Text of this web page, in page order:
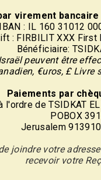
virement bancaire
IBAN : IL 160 31012
: FIRBILIT XXX First
Bénéficiaire:
peuvent être
€uros, £ Livre
Paiements par
l'ordre de TSIDKAT
POBOX
Jerusalem
joindre votre
recevoir votre